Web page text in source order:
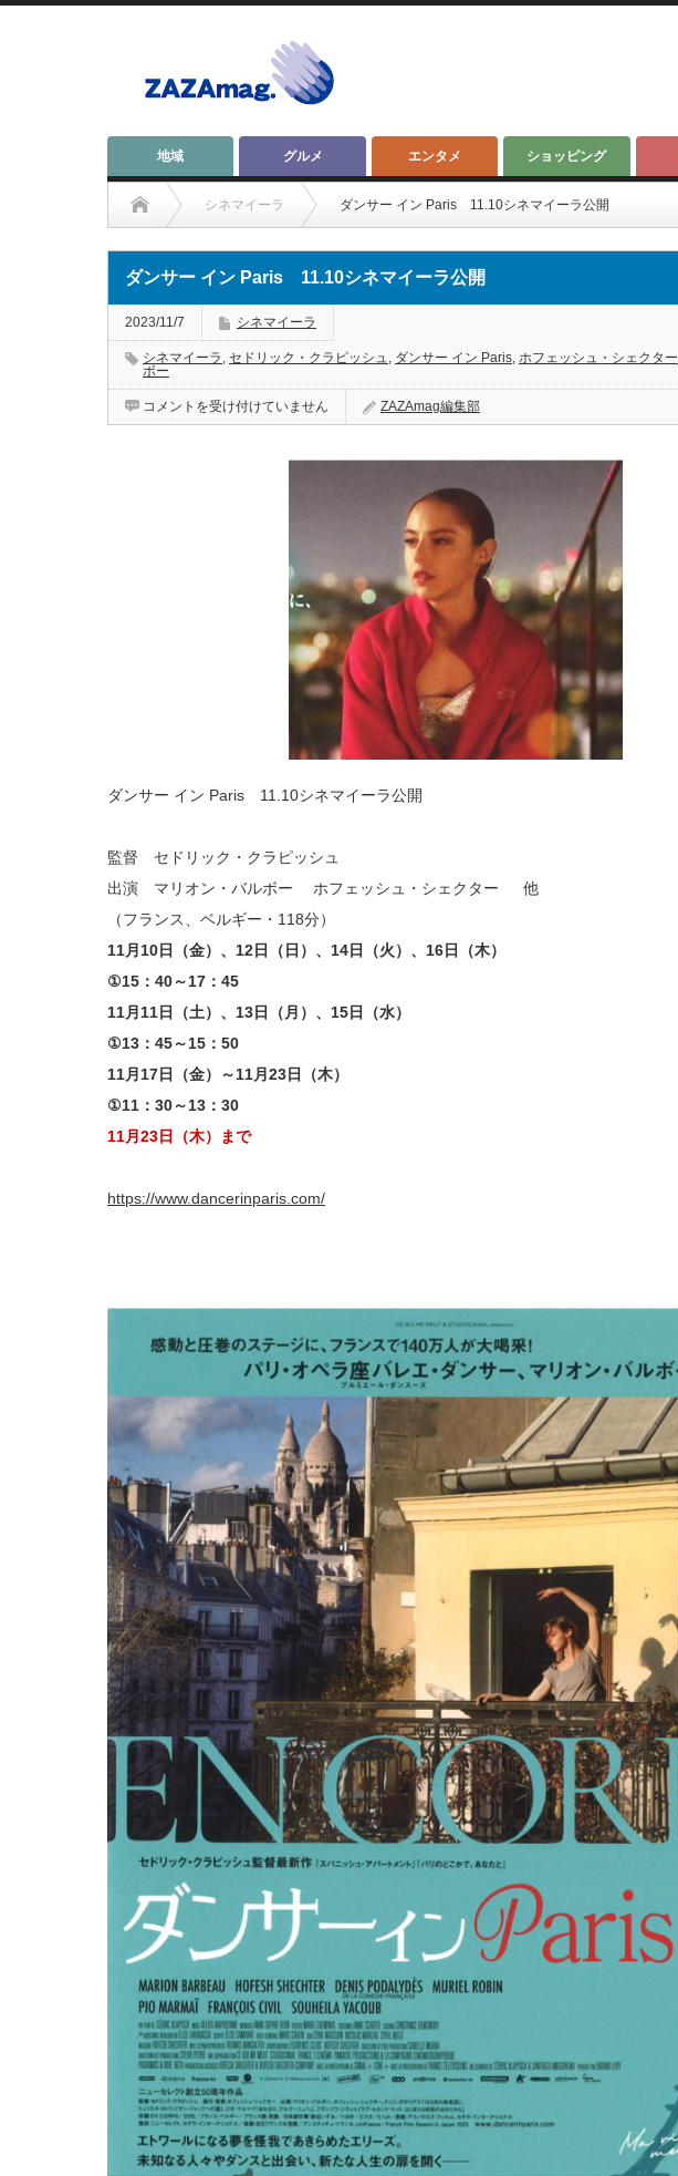
地域 グルメ エンタメ ショッピング
シネマイーラ ダンサー イン Paris 11.10シネマイーラ公開
ダンサー イン Paris 11.10シネマイーラ公開
2023/11/7 シネマイーラ
シネマイーラ , セドリック・クラピッシュ, ダンサー イン Paris, ホフェッシュ・シェクター
ボー
ダ
コメントを受け付けていません ZAZAmag編集部
ダンサー イン Paris 11.10シネマイーラ公開
監督 セドリック・クラピッシュ
出演 マリオン・バルボー ホフェッシュ・シェクター 他
（フランス、ベルギー・118分）
11月10日（金）、12日（日）、14日（火）、16日（木）
①15：40～17：45
11月11日（土）、13日（月）、15日（水）
①13：45～15：50
11月17日（金）～11月23日（木）
①11：30～13：30
11月23日（木）まで
https://www.dancerinparis.com/